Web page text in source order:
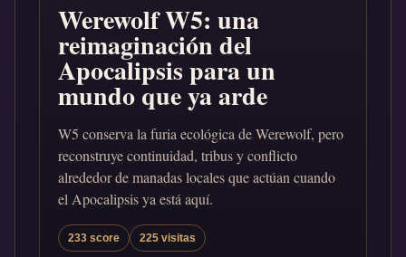
Werewolf W5: una
reimaginación del
Apocalipsis para un
mundo que ya arde
W5 conserva la furia ecológica de Werewolf, pero
reconstruye continuidad, tribus y conflicto
alrededor de manadas locales que actúan cuando
el Apocalipsis ya está aquí.
233 score 225 visitas